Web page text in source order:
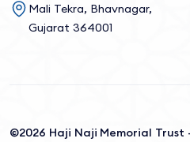
Mali Tekra, Bhavnagar,
Gujarat 364001
©2026 Haji Naji Memorial Trust